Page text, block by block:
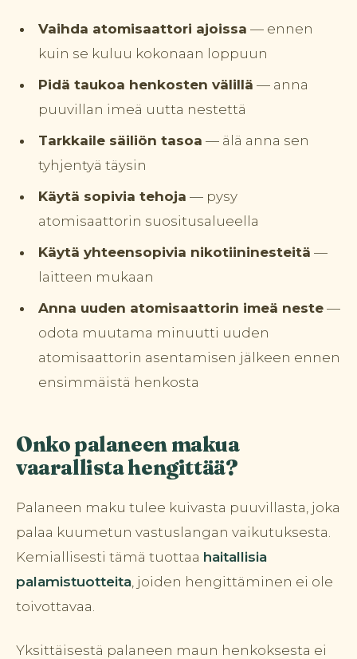
Vaihda atomisaattori ajoissa — ennen
kuin se kuluu kokonaan loppuun
Pidä taukoa henkosten välillä — anna
puuvillan imeä uutta nestettä
Tarkkaile säiliön tasoa — älä anna sen
tyhjentyä täysin
Käytä sopivia tehoja — pysy
atomisaattorin suositusalueella
Käytä yhteensopivia nikotiininesteitä —
laitteen mukaan
Anna uuden atomisaattorin imeä neste —
odota muutama minuutti uuden
atomisaattorin asentamisen jälkeen ennen
ensimmäistä henkosta
Onko palaneen makua
vaarallista hengittää?
Palaneen maku tulee kuivasta puuvillasta, joka
palaa kuumetun vastuslangan vaikutuksesta.
Kemiallisesti tämä tuottaa haitallisia
palamistuotteita , joiden hengittäminen ei ole
toivottavaa.
Yksittäisestä palaneen maun henkoksesta ei